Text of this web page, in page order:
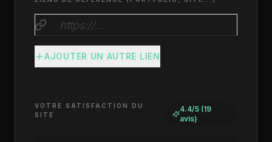
AJOUTER UN AUTRE LIEN
VOTRE SATISFACTION DU
SITE
4.4/5 (19
avis)